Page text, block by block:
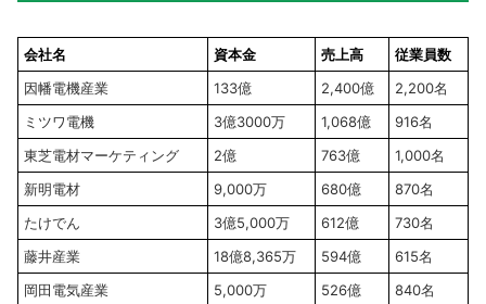
会社名 資本金 売上高
従業員数
因幡電機産業
133億 2,400億
2,200名
ミツワ電機
3億3000万 1,068億
916名
東芝電材マーケティング
2億 763億
1,000名
新明電材
9,000万 680億
870名
たけでん
3億5,000万 612億
730名
藤井産業
18億8,365万 594億
615名
岡田電気産業
5,000万 526億
840名